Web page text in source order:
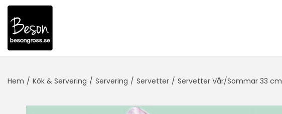
Hem / Kök & Servering / Servering / Servetter / Servetter Vår/Sommar 33 cm